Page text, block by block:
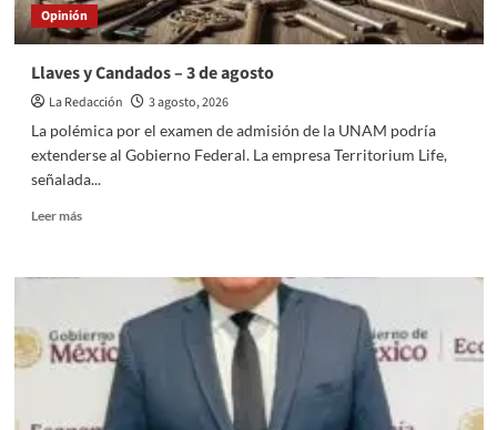
Opinión
Llaves y Candados – 3 de agosto
La Redacción
3 agosto, 2026
La polémica por el examen de admisión de la UNAM podría
extenderse al Gobierno Federal. La empresa Territorium Life,
señalada...
Leer másRead
Llaves
Candados
–
3
agosto